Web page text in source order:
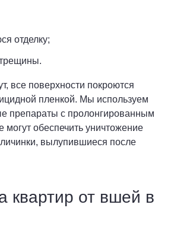
отделку;
все поверхности покроются
пленкой. Мы используем
препараты с пролонгированным
обеспечить уничтожение
вылупившиеся после
квартир от вшей в